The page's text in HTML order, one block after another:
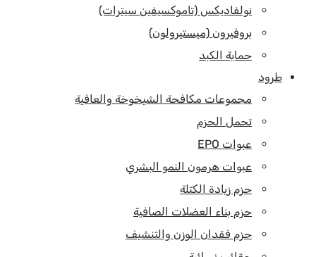
نولفاديكس (تاموكسيفين سيترات)
بروفيرون (ميستيرولون)
حماية الكبد
طرود
مجموعات مكافحة الشيخوخة والعافية
تحمل الحزم
عبوات EPO
عبوات هرمون النمو البشري
حزم زيادة الكتلة
حزم بناء العضلات الصافية
حزم فقدان الوزن والتنشيف